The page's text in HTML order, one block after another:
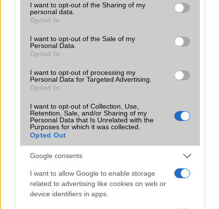
not limited to your visit or usage behaviour. You may click to
grant or deny consent to Google and its third-party tags to
use your data for below specified purposes in below Google
consent section.
I want to opt-out of the Sharing of my
personal data.
Opted In
I want to opt-out of the Sale of my
Personal Data.
Opted In
I want to opt-out of processing my
Personal Data for Targeted Advertising.
Opted In
I want to opt-out of Collection, Use,
Retention, Sale, and/or Sharing of my
Personal Data that Is Unrelated with the
Purposes for which it was collected.
Opted Out
Google consents
I want to allow Google to enable storage
related to advertising like cookies on web or
device identifiers in apps.
Iránytũ ecompass
Extrák
EGYÉB
SIM típus nanoSIM
Flight mode Van
Terület Kína
(advertised)
Brand Nincs